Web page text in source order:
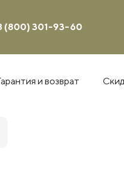
(800) 301-93-60
и возврат